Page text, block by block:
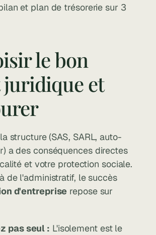
et plan de trésorerie sur 3
le bon
et
structure (SAS, SARL, auto-
a des conséquences directes
et votre protection sociale.
de l'administratif, le succès
d'entreprise repose sur
pas seul : L'isolement est le